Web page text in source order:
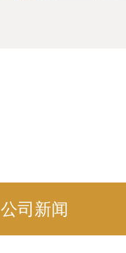
公司新闻